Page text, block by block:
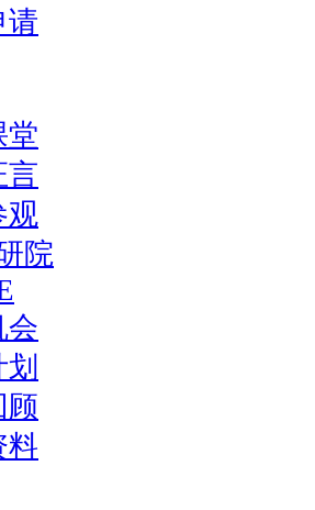
请
堂
言
观
院
会
顾
料